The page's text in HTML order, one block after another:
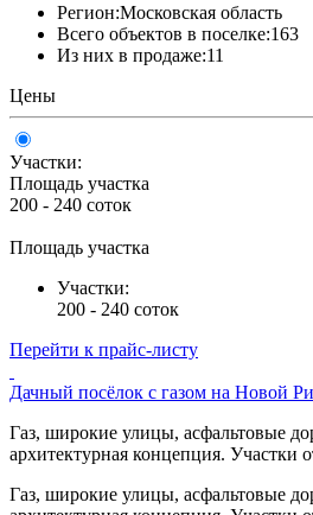
Регион:Московская область
Всего объектов в поселке:163
Из них в продаже:11
Цены
Участки:
Площадь участка
200 - 240 соток
Площадь участка
Участки:
200 - 240 соток
Перейти к прайс-листу
Дачный посёлок с газом на Новой
Газ, широкие улицы, асфальтовые
архитектурная концепция. Участки
Газ, широкие улицы, асфальтовые